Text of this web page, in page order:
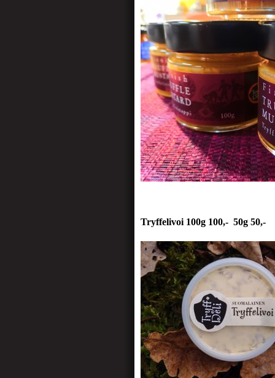
Tryffelivoi 100g 100,- 50g 50,-